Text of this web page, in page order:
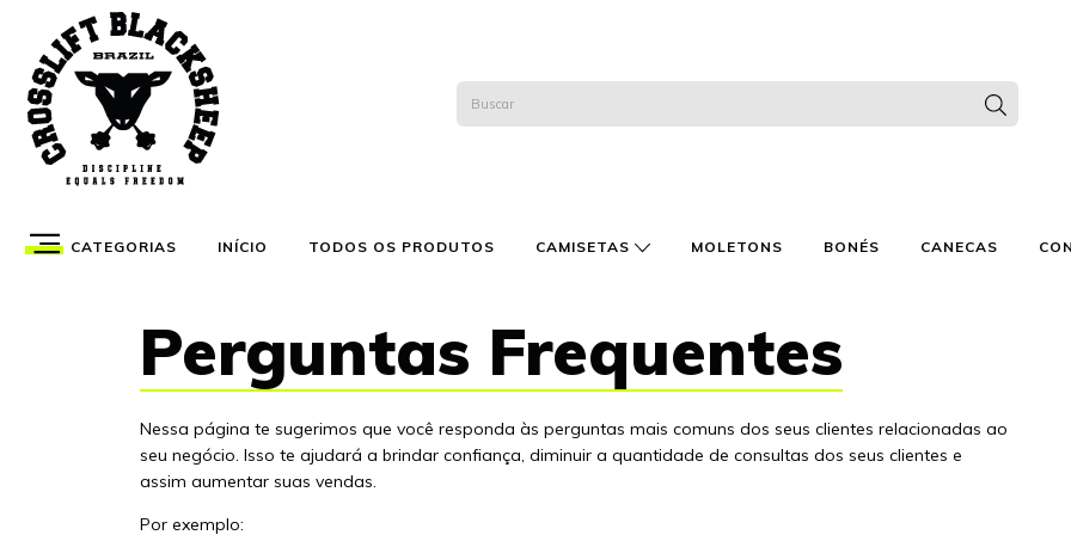
CATEGORIAS INÍCIO TODOS OS PRODUTOS CAMISETAS MOLETONS BONÉS CANECAS
Perguntas Frequentes
Nessa página te sugerimos que você responda às perguntas mais comuns dos seus clientes relacionadas ao
seu negócio. Isso te ajudará a brindar confiança, diminuir a quantidade de consultas dos seus clientes e
assim aumentar suas vendas.
Por exemplo: